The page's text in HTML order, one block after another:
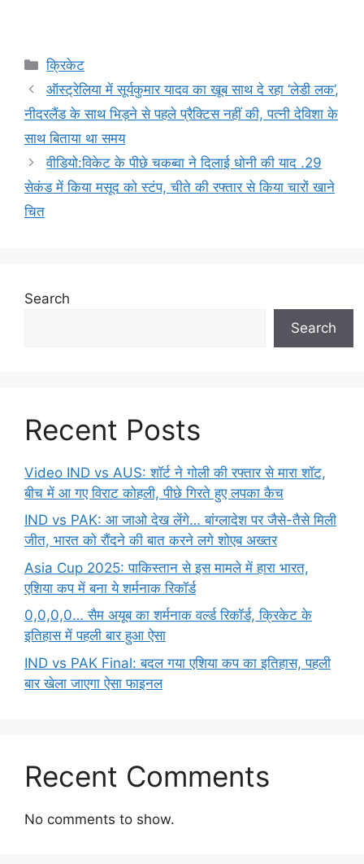
Categories
क्रिकेट
ऑस्ट्रेलिया में सूर्यकुमार यादव का खूब साथ दे रहा ‘लेडी लक’,
नीदरलैंड के साथ भिड़ने से पहले प्रैक्टिस नहीं की, पत्नी देविशा के
साथ बिताया था समय
वीडियो:विकेट के पीछे चकब्वा ने दिलाई धोनी की याद .29
सेकंड में किया मसूद को स्टंप, चीते की रफ्तार से किया चारों खाने
चित
Search
Search
Recent Posts
Video IND vs AUS: शॉर्ट ने गोली की रफ्तार से मारा शॉट,
बीच में आ गए विराट कोहली, पीछे गिरते हुए लपका कैच
IND vs PAK: आ जाओ देख लेंगे… बांग्लादेश पर जैसे-तैसे मिली
जीत, भारत को रौंदने की बात करने लगे शोएब अख्तर
Asia Cup 2025: पाकिस्तान से इस मामले में हारा भारत,
एशिया कप में बना ये शर्मनाक रिकॉर्ड
0,0,0,0… सैम अयूब का शर्मनाक वर्ल्ड रिकॉर्ड, क्रिकेट के
इतिहास में पहली बार हुआ ऐसा
IND vs PAK Final: बदल गया एशिया कप का इतिहास, पहली
बार खेला जाएगा ऐसा फाइनल
Recent Comments
No comments to show.